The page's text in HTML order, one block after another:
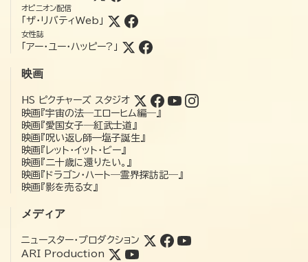
オピニオン配信
「ザ・リバティWeb」
女性誌
「アー・ユー・ハッピー?」
映画
HS ピクチャーズ スタジオ
映画『宇宙の法―エローヒム編―』
映画『愛国女子―紅武士道』
映画『呪い返し師—塩子誕生』
映画『レット・イット・ビー』
映画『二十歳に還りたい。』
映画『ドラゴン・ハート―霊界探訪記―』
映画『影を売る女』
メディア
ニュースター・プロダクション
ARI Production